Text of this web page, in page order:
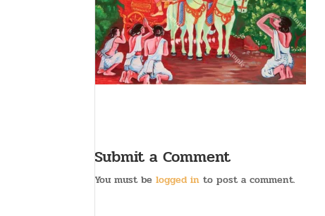
Submit a Comment
You must belogged in to post a comment.